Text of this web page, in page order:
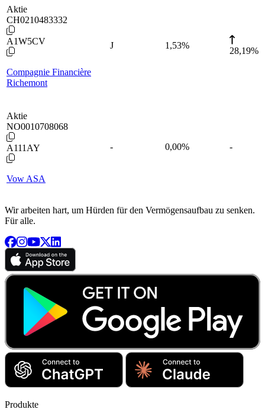
Aktie
CH0210483332
A1W5CV
Compagnie Financière
Richemont
J 1,53%
28,19%
Aktie
NO0010708068
A111AY
Vow ASA
- 0,00% -
Wir arbeiten hart, um Hürden für den Vermögensaufbau zu senken.
Für alle.
Produkte